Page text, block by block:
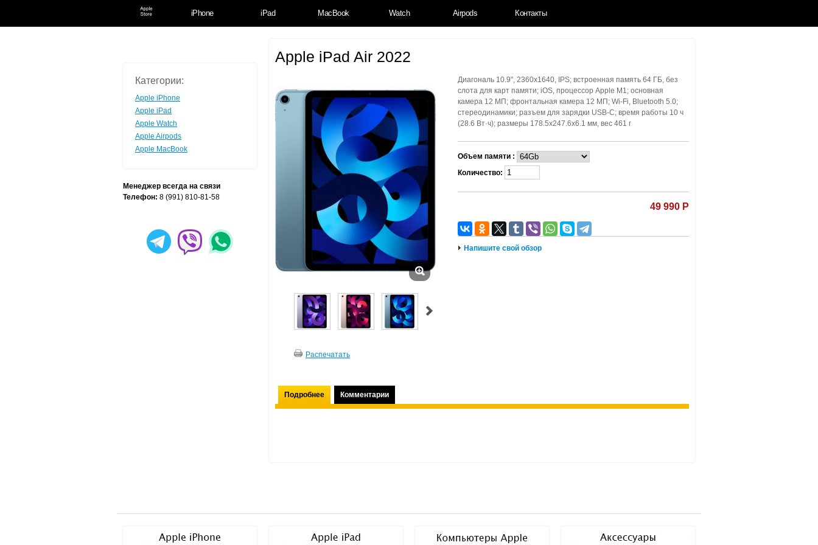
iPhone iPad MacBook Watch Airpods Контакты
Категории:
Apple iPhone
Apple iPad
Apple Watch
Apple Airpods
Apple MacBook
Менеджер всегда на связи
Телефон: 8 (991) 810-81-58
Apple iPad Air 2022
Распечатать
Диагональ 10.9", 2360x1640, IPS; встроенная память 64 ГБ, без
слота для карт памяти; iOS, процессор Apple M1; основная
камера 12 МП; фронтальная камера 12 МП; Wi-Fi, Bluetooth 5.0;
стереодинамики; разъем для зарядки USB-C; время работы 10 ч
(28.6 Вт·ч); размеры 178.5x247.6x6.1 мм, вес 461 г
Объем памяти :
Количество:
49 990 Р
Напишите свой обзор
Подробнее Комментарии